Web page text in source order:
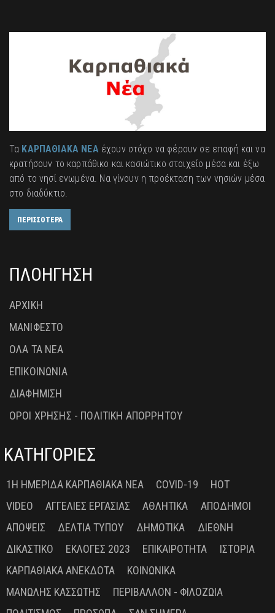
Τα ΚΑΡΠΑΘΙΑΚΑ ΝΕΑέχουν στόχο να φέρουν σε επαφή και να
κρατήσουν το καρπάθικο και κασιώτικο στοιχείο μέσα και έξω
από το νησί ενωμένα. Να γίνουν η προέκταση των νησιών μέσα
στο διαδύκτιο.
ΠΕΡΙΣΣΟΤΕΡΑ
ΠΛΟΗΓΗΣΗ
ΑΡΧΙΚΗ
ΜΑΝΙΦΕΣΤΟ
ΟΛΑ ΤΑ ΝΕΑ
ΕΠΙΚΟΙΝΩΝΙΑ
ΔΙΑΦΗΜΙΣΗ
ΟΡΟΙ ΧΡΗΣΗΣ - ΠΟΛΙΤΙΚΗ ΑΠΟΡΡΗΤΟΥ
ΚΑΤΗΓΟΡΙΕΣ
1Η ΗΜΕΡΊΔΑ ΚΑΡΠΑΘΙΑΚΆ ΝΈΑ COVID-19
HOT
VIDEO
ΑΓΓΕΛΊΕΣ ΕΡΓΑΣΊΑΣ ΑΘΛΗΤΙΚΆ
ΑΠΌΔΗΜΟΙ
ΑΠΌΨΕΙΣ
ΔΕΛΤΊΑ ΤΎΠΟΥ ΔΗΜΟΤΙΚΆ
ΔΙΕΘΝΉ
ΔΙΚΑΣΤΙΚΌ
ΕΚΛΟΓΈΣ 2023 ΕΠΙΚΑΙΡΌΤΗΤΑ
ΙΣΤΟΡΊΑ
ΚΑΡΠΑΘΙΑΚΆ ΑΝΈΚΔΟΤΑ
ΚΟΙΝΩΝΙΚΆ
ΜΑΝΏΛΗΣ ΚΑΣΣΏΤΗΣ
ΠΕΡΙΒΆΛΛΟΝ - ΦΙΛΟΖΩΊΑ